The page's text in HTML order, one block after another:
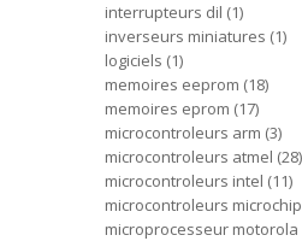
interrupteurs dil 1
inverseurs miniatures 1
logiciels 1
memoires eeprom 18
memoires eprom 17
microcontroleurs arm 3
microcontroleurs atmel 28
microcontroleurs intel 11
microcontroleurs microchip
microprocesseur motorola